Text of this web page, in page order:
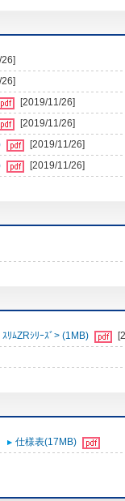
[2019/11/26]
[2019/11/26]
[2019/11/26]
[2019/11/26]
ﾘﾑZRｼﾘｰｽﾞ> (1MB)
仕様表(17MB)